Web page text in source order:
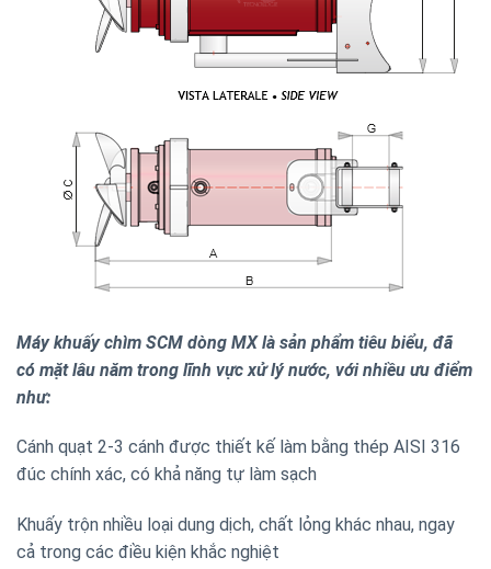
Máy khuấy chìm SCM dòng MX là sản phẩm tiêu biểu, đã
có mặt lâu năm trong lĩnh vực xử lý nước, với nhiều ưu điểm
như:
Cánh quạt 2-3 cánh được thiết kế làm bằng thép AISI 316
đúc chính xác, có khả năng tự làm sạch
Khuấy trộn nhiều loại dung dịch, chất lỏng khác nhau, ngay
cả trong các điều kiện khắc nghiệt